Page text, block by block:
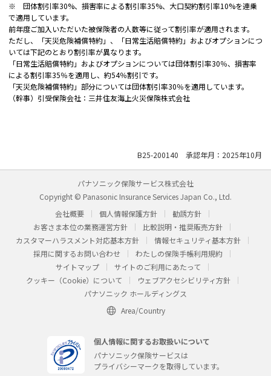
※ 団体割引率30%、損害率による割引率35%、大口契約割引率10%を連乗
で適用しています。
前年度ご加入いただいた被保険者の人数等に従って割引率が適用されます。
ただし、「天災危険補償特約」、「日常生活賠償特約」およびオプションにつ
いては下記のとおり割引率が異なります。
「日常生活賠償特約」およびオプションについては団体割引率30％、損害率
による割引率35％を適用し、約54％割引です。
「天災危険補償特約」部分については団体割引率30％を適用しています。
（幹事）引受保険会社：三井住友海上火災保険株式会社
B25-200140 承認年月：2025年10月
パナソニック保険サービス株式会社
Copyright © Panasonic Insurance Services Japan Co., Ltd.
会社概要
個人情報保護方針
勧誘方針
お客さま本位の業務運営方針
比較説明・推奨販売方針
カスタマーハラスメント対応基本方針
情報セキュリティ基本方針
採用に関するお問い合わせ
わたしの保険手帳利用規約
サイトマップ
サイトのご利用にあたって
クッキー（Cookie）について
ウェブアクセシビリティ方針
パナソニック ホールディングス
Area/Country
個人情報に関するお取扱いについて
パナソニック保険サービスは
プライバシーマークを取得しています。